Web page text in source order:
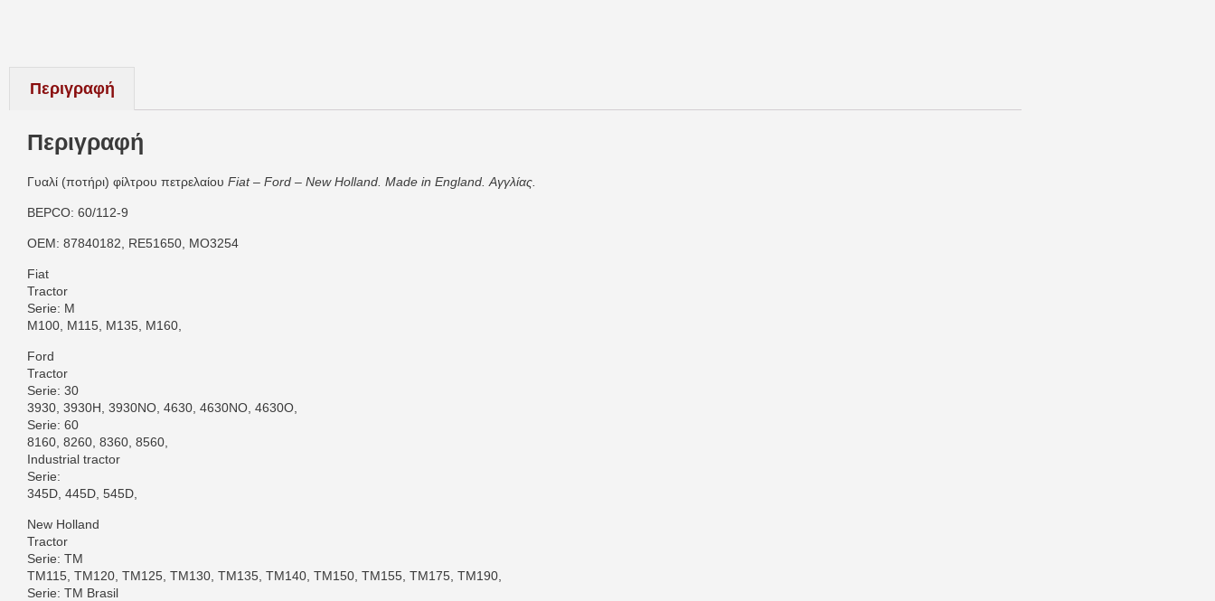
Περιγραφή
Περιγραφή
Γυαλί (ποτήρι) φίλτρου πετρελαίου Fiat – Ford – New Holland. Made in England. Αγγλίας.
BEPCO: 60/112-9
OEM: 87840182, RE51650, MO3254
Fiat
Tractor
Serie: M
M100, M115, M135, M160,
Ford
Tractor
Serie: 30
3930, 3930H, 3930NO, 4630, 4630NO, 4630O,
Serie: 60
8160, 8260, 8360, 8560,
Industrial tractor
Serie:
345D, 445D, 545D,
New Holland
Tractor
Serie: TM
TM115, TM120, TM125, TM130, TM135, TM140, TM150, TM155, TM175, TM190,
Serie: TM Brasil